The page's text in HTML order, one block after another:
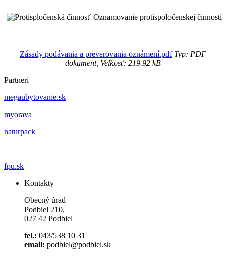
Oznamovanie protispoločenskej činnosti
Zásady podávania a preverovania oznámení.pdfTyp: PDF
dokument, Velkosť: 219.92 kB
Partneri
megaubytovanie.sk
myorava
naturpack
fpu.sk
Kontakty
Obecný úrad
Podbiel 210,
027 42 Podbiel
tel.: 043/538 10 31
email: podbiel@podbiel.sk